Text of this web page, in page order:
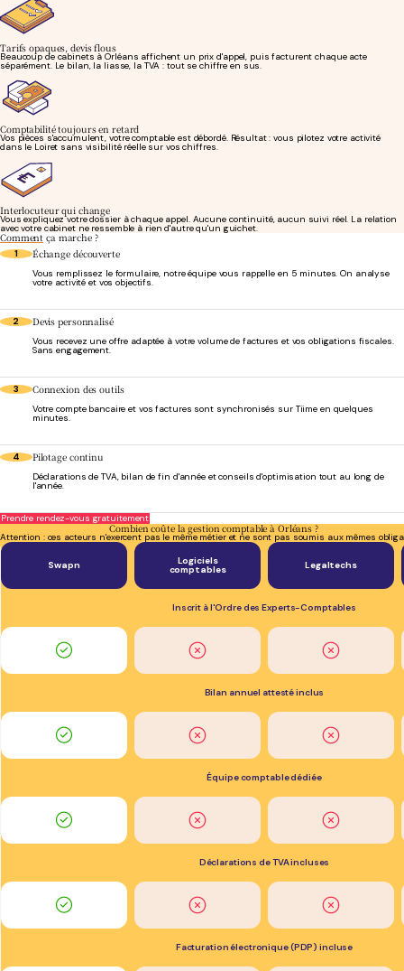
Tarifs opaques, devis flous
Beaucoup de cabinets à Orléans affichent un prix d'appel, puis facturent chaque acte
séparément. Le bilan, la liasse, la TVA : tout se chiffre en sus.
Comptabilité toujours en retard
Vos pièces s'accumulent, votre comptable est débordé. Résultat : vous pilotez votre activité
dans le Loiret sans visibilité réelle sur vos chiffres.
Interlocuteur qui change
Vous expliquez votre dossier à chaque appel. Aucune continuité, aucun suivi réel. La relation
avec votre cabinet ne ressemble à rien d'autre qu'un guichet.
Comment ça marche ?
1 Échange découverte
Vous remplissez le formulaire, notre équipe vous rappelle en 5 minutes. On analyse
votre activité et vos objectifs.
2 Devis personnalisé
Vous recevez une offre adaptée à votre volume de factures et vos obligations fiscales.
Sans engagement.
3 Connexion des outils
Votre compte bancaire et vos factures sont synchronisés sur Tiime en quelques
minutes.
4 Pilotage continu
Déclarations de TVA, bilan de fin d'année et conseils d'optimisation tout au long de
l'année.
Prendre rendez-vous gratuitement
Combien coûte la gestion comptable à Orléans ?
Attention : ces acteurs n'exercent pas le même métier et ne sont pas soumis aux mêmes
Swapn Logiciels
comptables Legaltechs
Inscrit à l'Ordre des Experts-Comptables
Bilan annuel attesté inclus
Équipe comptable dédiée
Déclarations de TVA incluses
Facturation électronique (PDP) incluse